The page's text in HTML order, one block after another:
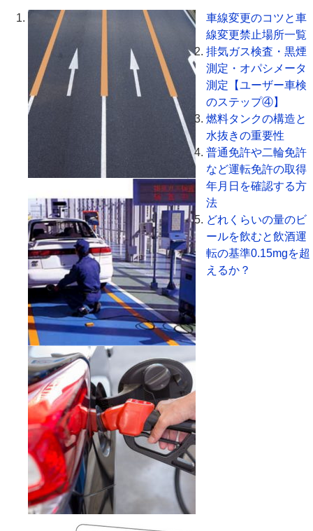
車線変更のコツと車
線変更禁止場所一覧
排気ガス検査・黒煙
測定・オパシメータ
測定【ユーザー車検
のステップ④】
燃料タンクの構造と
水抜きの重要性
普通免許や二輪免許
など運転免許の取得
年月日を確認する方
法
どれくらいの量のビ
ールを飲むと飲酒運
転の基準0.15mgを超
えるか？